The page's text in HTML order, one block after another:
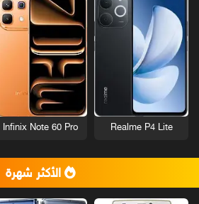
Realme P4 Lite
Infinix Note 60 Pro
الأكثر شهرة